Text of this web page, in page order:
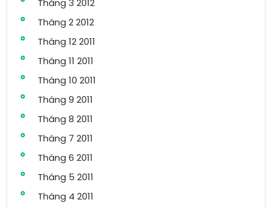
Tháng 2 2012
Tháng 12 2011
Tháng 11 2011
Tháng 10 2011
Tháng 9 2011
Tháng 8 2011
Tháng 7 2011
Tháng 6 2011
Tháng 5 2011
Tháng 4 2011